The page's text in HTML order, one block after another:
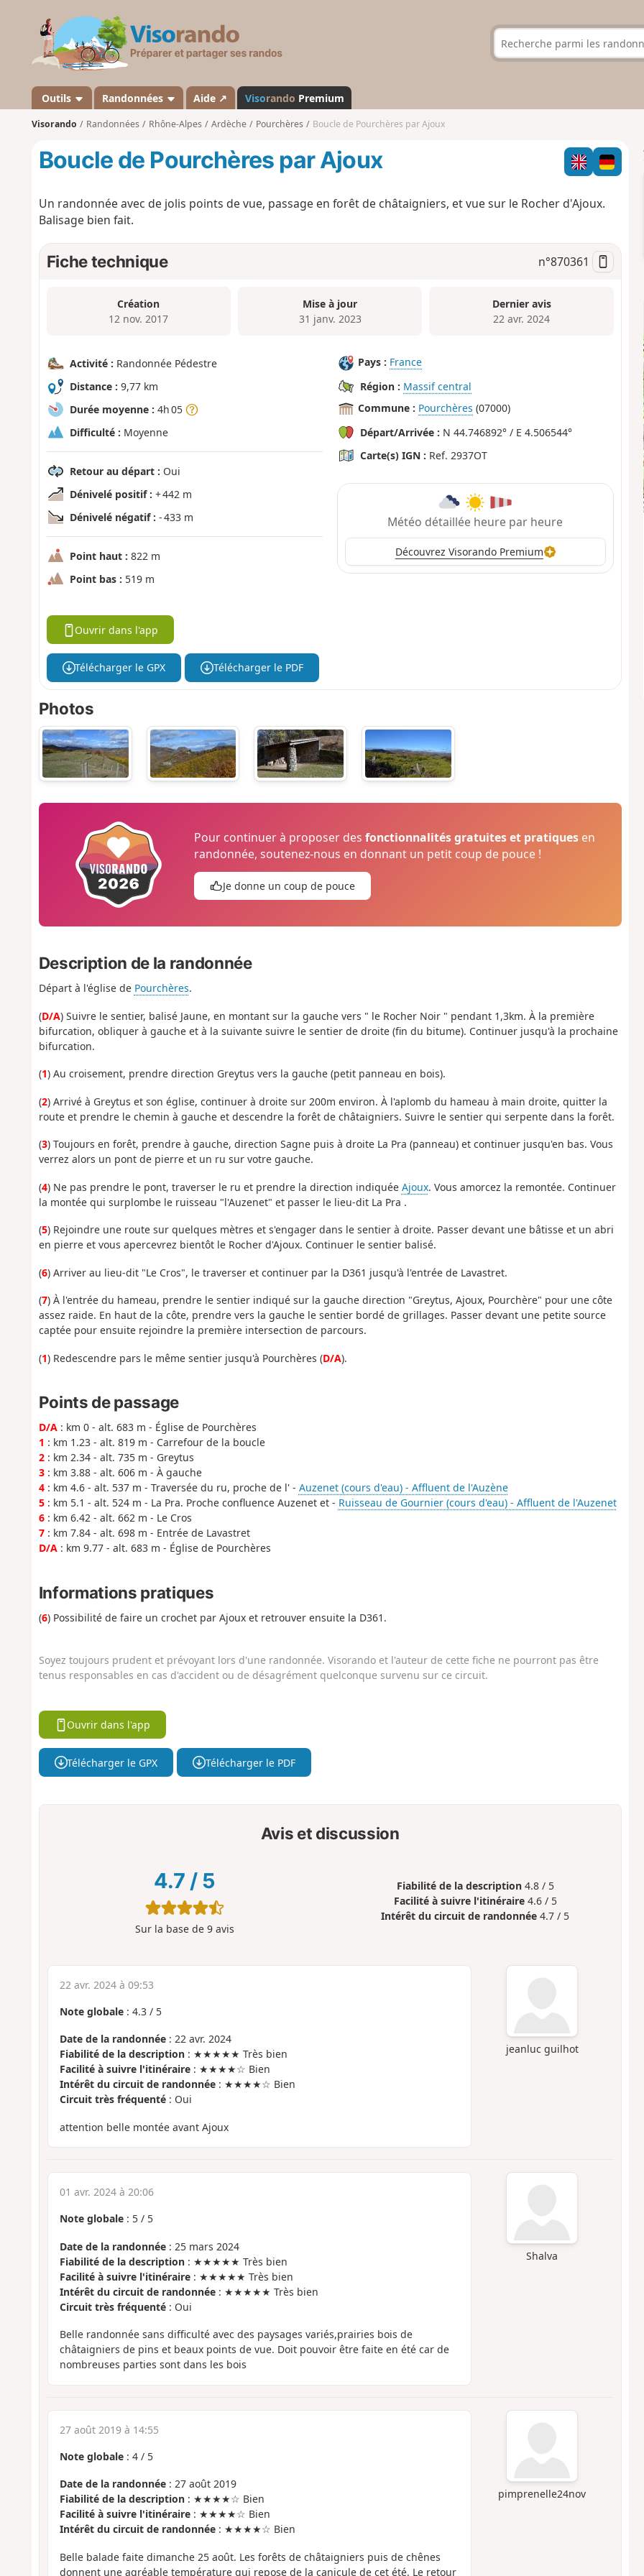
s
a
n
d
Outils Randonnées Aide ↗ Visorando Premium
Visorando Randonnées Rhône-Alpes Ardèche Pourchères Boucle de Pourchères par Ajoux
Boucle de Pourchères par Ajoux
Un randonnée avec de jolis points de vue, passage en forêt de châtaigniers, et vue sur le Rocher d'Ajoux.
Balisage bien fait.
Fiche technique n°870361
Création
12 nov. 2017
Mise à jour
31 janv. 2023
Dernier avis
22 avr. 2024
Activité : Randonnée Pédestre
Distance : 9,77 km
Durée moyenne : 4h 05
Difficulté : Moyenne
Retour au départ : Oui
Dénivelé positif : + 442 m
Dénivelé négatif : - 433 m
Point haut : 822 m
Point bas : 519 m
Pays : France
Région : Massif central
Commune : Pourchères (07000)
Départ/Arrivée : N 44.746892° / E 4.506544°
Carte(s) IGN : Ref. 2937OT
Météo détaillée heure par heure
Découvrez Visorando Premium
Ouvrir dans l'app
Télécharger le GPX Télécharger le PDF
Photos
Pour continuer à proposer desfonctionnalités gratuites et pratiques en
randonnée, soutenez-nous en donnant un petit coup de pouce !
Je donne un coup de pouce
Description de la randonnée
Départ à l'église de Pourchères.
(D/A) Suivre le sentier, balisé Jaune, en montant sur la gauche vers " le Rocher Noir " pendant 1,3km. À la première
bifurcation, obliquer à gauche et à la suivante suivre le sentier de droite (fin du bitume). Continuer jusqu'à la prochaine
bifurcation.
(1) Au croisement, prendre direction Greytus vers la gauche (petit panneau en bois).
(2) Arrivé à Greytus et son église, continuer à droite sur 200m environ. À l'aplomb du hameau à main droite, quitter la
route et prendre le chemin à gauche et descendre la forêt de châtaigniers. Suivre le sentier qui serpente dans la forêt.
(3) Toujours en forêt, prendre à gauche, direction Sagne puis à droite La Pra (panneau) et continuer jusqu'en bas. Vous
verrez alors un pont de pierre et un ru sur votre gauche.
(4) Ne pas prendre le pont, traverser le ru et prendre la direction indiquée Ajoux. Vous amorcez la remontée. Continuer
la montée qui surplombe le ruisseau "l'Auzenet" et passer le lieu-dit La Pra .
(5) Rejoindre une route sur quelques mètres et s'engager dans le sentier à droite. Passer devant une bâtisse et un abri
en pierre et vous apercevrez bientôt le Rocher d'Ajoux. Continuer le sentier balisé.
(6) Arriver au lieu-dit "Le Cros", le traverser et continuer par la D361 jusqu'à l'entrée de Lavastret.
(7) À l'entrée du hameau, prendre le sentier indiqué sur la gauche direction "Greytus, Ajoux, Pourchère" pour une côte
assez raide. En haut de la côte, prendre vers la gauche le sentier bordé de grillages. Passer devant une petite source
captée pour ensuite rejoindre la première intersection de parcours.
(1) Redescendre pars le même sentier jusqu'à Pourchères (D/A).
Points de passage
D/A: km 0 - alt. 683 m - Église de Pourchères
1 : km 1.23 - alt. 819 m - Carrefour de la boucle
2: km 2.34 - alt. 735 m - Greytus
3: km 3.88 - alt. 606 m - À gauche
4: km 4.6 - alt. 537 m - Traversée du ru, proche de l' - Auzenet (cours d'eau) - Affluent de l'Auzène
5: km 5.1 - alt. 524 m - La Pra. Proche confluence Auzenet et - Ruisseau de Gournier (cours d'eau) - Affluent de l'Auzenet
6: km 6.42 - alt. 662 m - Le Cros
7: km 7.84 - alt. 698 m - Entrée de Lavastret
D/A: km 9.77 - alt. 683 m - Église de Pourchères
Informations pratiques
(6) Possibilité de faire un crochet par Ajoux et retrouver ensuite la D361.
Soyez toujours prudent et prévoyant lors d'une randonnée. Visorando et l'auteur de cette fiche ne pourront pas être
tenus responsables en cas d'accident ou de désagrément quelconque survenu sur ce circuit.
Ouvrir dans l'app
Télécharger le GPX Télécharger le PDF
Avis et discussion
4.7 / 5
Sur la base de 9avis
Fiabilité de la description 4.8 / 5
Facilité à suivre l'itinéraire 4.6 / 5
Intérêt du circuit de randonnée 4.7 / 5
jeanluc guilhot
22 avr. 2024 à 09:53
Note globale: 4.3/ 5
Date de la randonnée: 22 avr. 2024
Fiabilité de la description: ★★★★★ Très bien
Facilité à suivre l'itinéraire: ★★★★☆ Bien
Intérêt du circuit de randonnée: ★★★★☆ Bien
Circuit très fréquenté: Oui
attention belle montée avant Ajoux
Shalva
01 avr. 2024 à 20:06
Note globale: 5/ 5
Date de la randonnée: 25 mars 2024
Fiabilité de la description: ★★★★★ Très bien
Facilité à suivre l'itinéraire: ★★★★★ Très bien
Intérêt du circuit de randonnée: ★★★★★ Très bien
Circuit très fréquenté: Oui
Belle randonnée sans difficulté avec des paysages variés,prairies bois de
châtaigniers de pins et beaux points de vue. Doit pouvoir être faite en été car de
nombreuses parties sont dans les bois
pimprenelle24nov
27 août 2019 à 14:55
Note globale: 4/ 5
Date de la randonnée: 27 août 2019
Fiabilité de la description: ★★★★☆ Bien
Facilité à suivre l'itinéraire: ★★★★☆ Bien
Intérêt du circuit de randonnée: ★★★★☆ Bien
Belle balade faite dimanche 25 août. Les forêts de châtaigniers puis de chênes
donnent une agréable température qui repose de la canicule de cet été. Le retour